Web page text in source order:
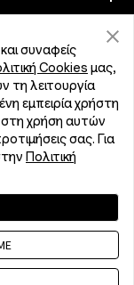
Κύπρος (English)
Terms of Sale
συναφείς
Cookies μας,
τη λειτουργία
εμπειρία χρήστη
στη χρήση αυτών
σας. Για
Πολιτική